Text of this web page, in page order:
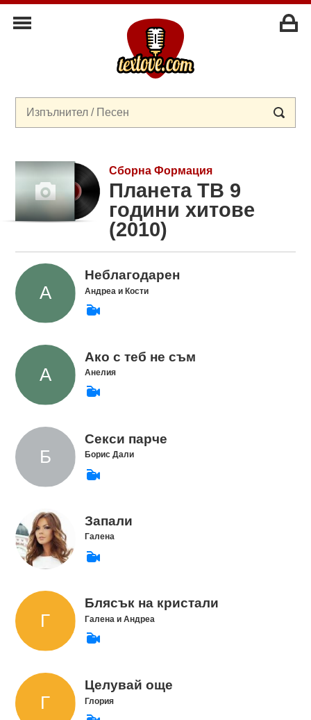
Сборна Формация
Планета ТВ 9
години хитове
(2010)
Неблагодарен
Андреа и Кости
Ако с теб не съм
Анелия
Секси парче
Борис Дали
Запали
Галена
Блясък на кристали
Галена и Андреа
Целувай още
Глория